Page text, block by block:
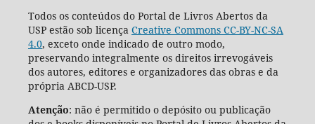
Todos os conteúdos do Portal de Livros Abertos da
USP estão sob licença Creative Commons CC-BY-NC-SA
4.0, exceto onde indicado de outro modo,
preservando integralmente os direitos irrevogáveis
dos autores, editores e organizadores das obras e da
própria ABCD-USP.
Atenção: não é permitido o depósito ou publicação